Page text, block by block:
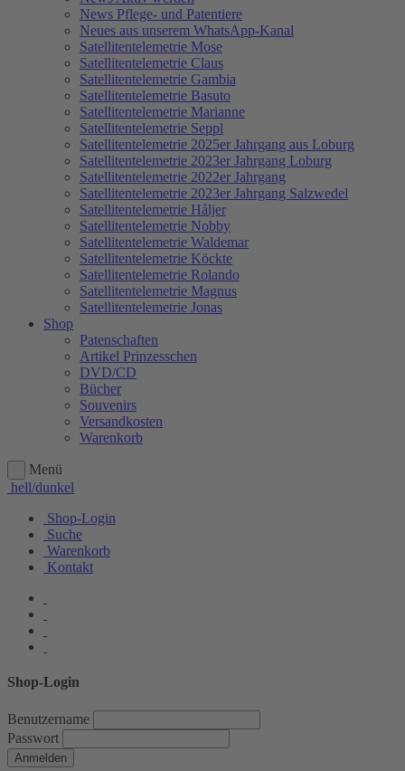
News Pflege- und Patentiere
Neues aus unserem WhatsApp-Kanal
Satellitentelemetrie Mose
Satellitentelemetrie Claus
Satellitentelemetrie Gambia
Satellitentelemetrie Basuto
Satellitentelemetrie Marianne
Satellitentelemetrie Seppl
Satellitentelemetrie 2025er Jahrgang aus Loburg
Satellitentelemetrie 2023er Jahrgang Loburg
Satellitentelemetrie 2022er Jahrgang
Satellitentelemetrie 2023er Jahrgang Salzwedel
Satellitentelemetrie Håljer
Satellitentelemetrie Nobby
Satellitentelemetrie Waldemar
Satellitentelemetrie Köckte
Satellitentelemetrie Rolando
Satellitentelemetrie Magnus
Satellitentelemetrie Jonas
Shop
Patenschaften
Artikel Prinzesschen
DVD/CD
Bücher
Souvenirs
Versandkosten
Warenkorb
Menü
hell/dunkel
Shop-Login
Suche
Warenkorb
Kontakt
Shop-Login
Benutzername
Passwort
Anmelden